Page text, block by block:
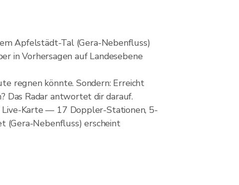
Apfelstädt-Tal (Gera-Nebenfluss)
in Vorhersagen auf Landesebene
regnen könnte. Sondern: Erreicht
Das Radar antwortet dir darauf.
Karte — 17 Doppler-Stationen, 5-
(Gera-Nebenfluss) erscheint